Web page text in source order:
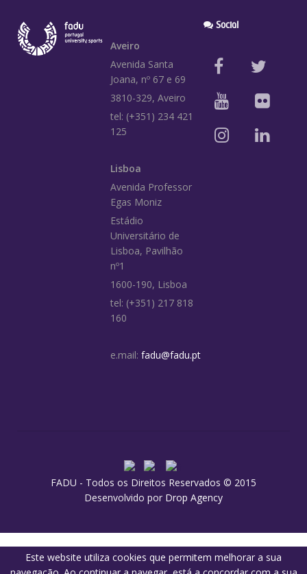
Aveiro
Avenida Santa
Joana, nº 67 e 69
3810-329, Aveiro
tel: (+351) 234 421
125
Lisboa
Avenida Professor
Egas Moniz
Estádio
Universitário de
Lisboa, Pavilhão
nº1
1600-190, Lisboa
tel: (+351) 217 818
160
e.mail: fadu@fadu.pt
Social
FADU - Todos os Direitos Reservados © 2015
Desenvolvido por Drop Agency
Este website utiliza cookies que permitem melhorar a sua